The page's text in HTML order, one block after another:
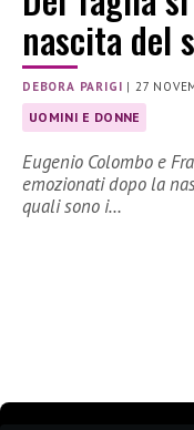
nascita del
DEBORA PARIGI | 27
UOMINI E DONNE
Eugenio Colombo e
emozionati dopo la
quali sono i…